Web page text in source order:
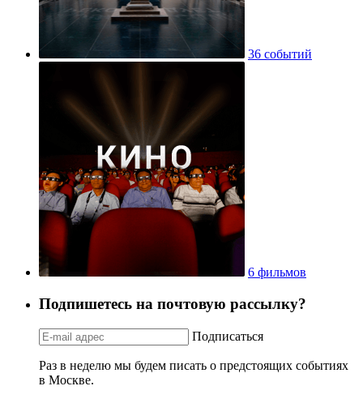
36 событий
6 фильмов
Подпишетесь на почтовую рассылку?
Подписаться
Раз в неделю мы будем писать о предстоящих событиях
в Москве.